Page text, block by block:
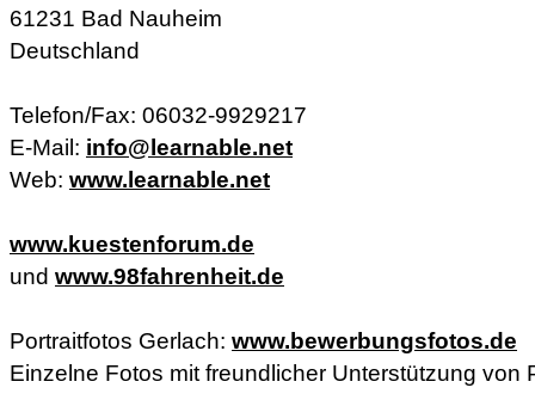
61231 Bad Nauheim
Deutschland
Telefon/Fax: 06032-9929217
E-Mail: info@learnable.net
Web: www.learnable.net
www.kuestenforum.de
und www.98fahrenheit.de
Portraitfotos Gerlach: www.bewerbungsfotos.de
Einzelne Fotos mit freundlicher Unterstützung von